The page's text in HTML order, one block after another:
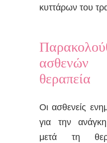
κυττάρων του
θεραπεία
Οι ασθενείς
για την
μετά τη